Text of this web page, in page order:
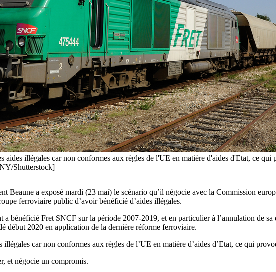
aides illégales car non conformes aux règles de l'UE en matière d'aides d'Etat, ce
Shutterstock]
Beaune a exposé mardi (23 mai) le scénario qu’il négocie avec la Commission
ferroviaire public d’avoir bénéficié d’aides illégales.
a bénéficié Fret SNCF sur la période 2007-2019, et en particulier à l’annulation de
début 2020 en application de la dernière réforme ferroviaire.
car non conformes aux règles de l’UE en matière d’aides d’Etat, ce qui
et négocie un compromis.